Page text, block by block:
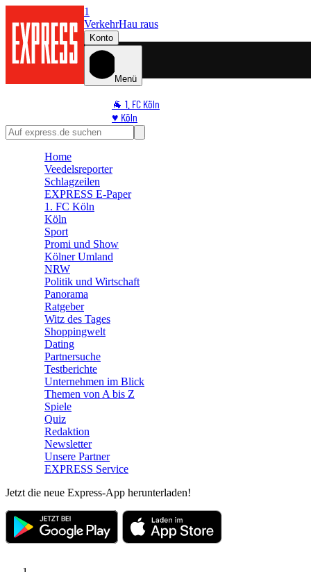
1
VerkehrHau raus
Konto
Menü
🐐 1. FC Köln
♥️ Köln
⭐ Promi
🛒 Shoppingwelt
Home
Veedelsreporter
Schlagzeilen
EXPRESS E-Paper
1. FC Köln
Köln
Sport
Promi und Show
Kölner Umland
NRW
Politik und Wirtschaft
Panorama
Ratgeber
Witz des Tages
Shoppingwelt
Dating
Partnersuche
Testberichte
Unternehmen im Blick
Themen von A bis Z
Spiele
Quiz
Redaktion
Newsletter
Unsere Partner
EXPRESS Service
Jetzt die neue Express-App herunterladen!